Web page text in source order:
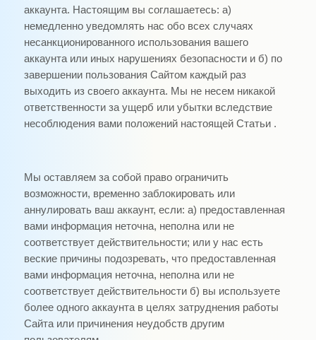
аккаунта. Настоящим вы соглашаетесь: а)
немедленно уведомлять нас обо всех случаях
несанкционированного использования вашего
аккаунта или иных нарушениях безопасности и б) по
завершении пользования Сайтом каждый раз
выходить из своего аккаунта. Мы не несем никакой
ответственности за ущерб или убытки вследствие
несоблюдения вами положений настоящей Статьи .
Мы оставляем за собой право ограничить
возможности, временно заблокировать или
аннулировать ваш аккаунт, если: а) предоставленная
вами информация неточна, неполна или не
соответствует действительности; или у нас есть
веские причины подозревать, что предоставленная
вами информация неточна, неполна или не
соответствует действительности б) вы используете
более одного аккаунта в целях затруднения работы
Сайта или причинения неудобств другим